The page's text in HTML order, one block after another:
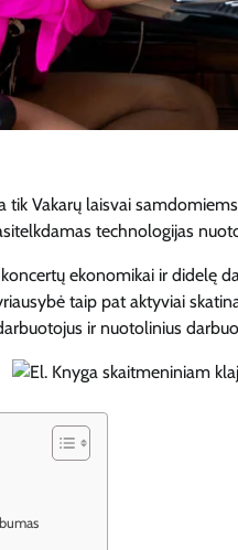
Vakarų laisvai
technologijas
ekonomikai ir didelę
taip pat aktyviai
ir nuotolinius